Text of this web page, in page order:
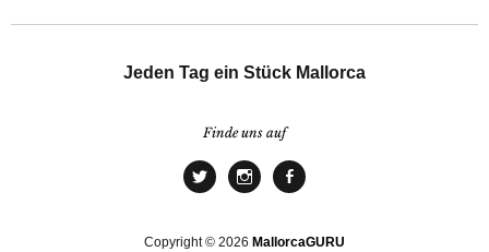
Jeden Tag ein Stück Mallorca
Finde uns auf
Copyright © 2026 MallorcaGURU